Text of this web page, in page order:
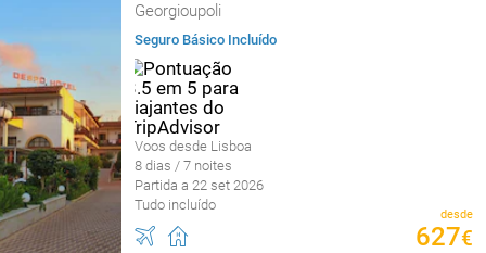
Georgioupoli
Seguro Básico Incluído
Voos desde Lisboa
8 dias / 7 noites
Partida a 22 set 2026
Tudo incluído
desde
627€